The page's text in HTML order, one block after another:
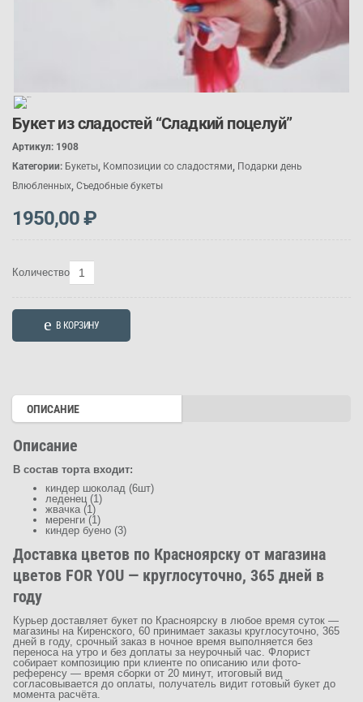
Букет из сладостей “Сладкий поцелуй”
Артикул: 1908
Категории: Букеты, Композиции со сладостями, Подарки день
Влюбленных, Съедобные букеты
1950,00₽
КоличествоКоличество
Букет
поцелуй"
В КОРЗИНУ
ОПИСАНИЕ
Описание
В состав торта входит:
киндер шоколад (6шт)
леденец (1)
жвачка (1)
меренги (1)
киндер буено (3)
Доставка цветов по Красноярску от магазина
цветов FOR YOU — круглосуточно, 365 дней в
году
Курьер доставляет букет по Красноярску в любое время суток —
магазины на Киренского, 60 принимает заказы круглосуточно, 365
дней в году, срочный заказ в ночное время выполняется без
переноса на утро и без доплаты за неурочный час. Флорист
собирает композицию при клиенте по описанию или фото-
референсу — время сборки от 20 минут, итоговый вид
согласовывается до оплаты, получатель видит готовый букет до
момента расчёта.